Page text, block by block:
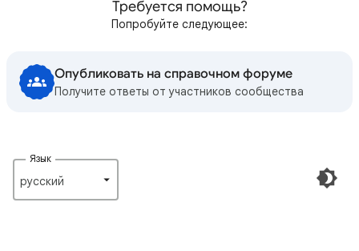
Требуется помощь?
Попробуйте следующее:
Опубликовать на справочном форуме
Получите ответы от участников сообщества
Язык
русский‎